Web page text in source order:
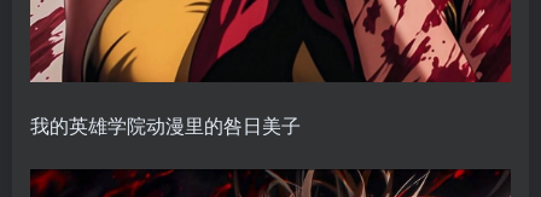
我的英雄学院动漫里的咎日美子